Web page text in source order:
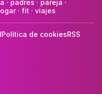
· padres · pareja ·
· fit · viajes
Política de cookiesRSS